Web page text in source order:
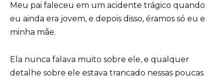
Meu pai faleceu em um acidente trágico quando
eu ainda era jovem, e depois disso, éramos só eu e
minha mãe.
Ela nunca falava muito sobre ele, e qualquer
detalhe sobre ele estava trancado nessas poucas